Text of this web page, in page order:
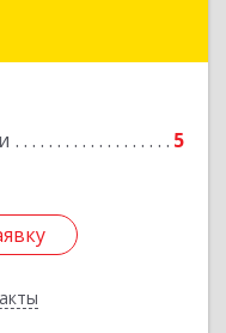
5
г, Радищева ул,